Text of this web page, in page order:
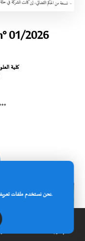
01/2026
كلية
إتصل بنا
نحن نستخدم ملفات تعريف الارتباط من لأنشطة الموقع لنقدم لك تجربة أفضل.